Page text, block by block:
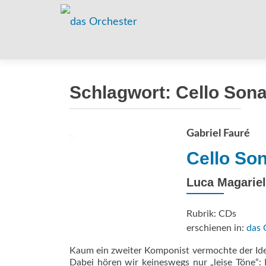
Schlagwort: Cello
Gabriel Fauré
Cello
Luca
Rubrik: CDs
erschienen in: das
Kaum ein zweiter Komponist vermochte der
Dabei hören wir keineswegs nur „leise